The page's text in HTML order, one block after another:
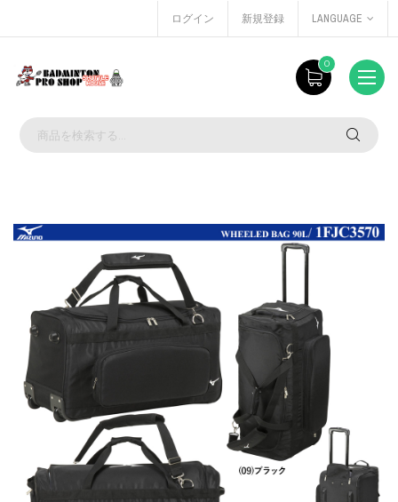
ログイン 新規登録 LANGUAGE
0